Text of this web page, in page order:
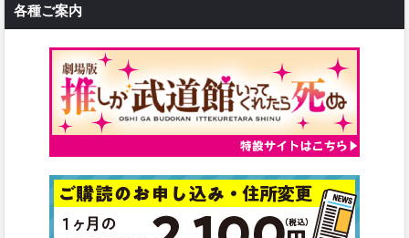
各種ご案内